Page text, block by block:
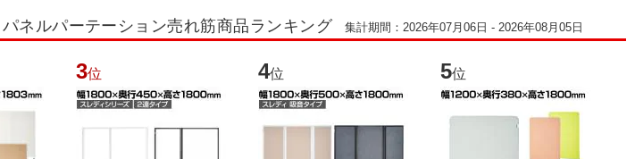
ネルパーテーション売れ筋商品ランキング 集計期間：2026年07月06日 - 2026年08月05日
3位 4位 5位